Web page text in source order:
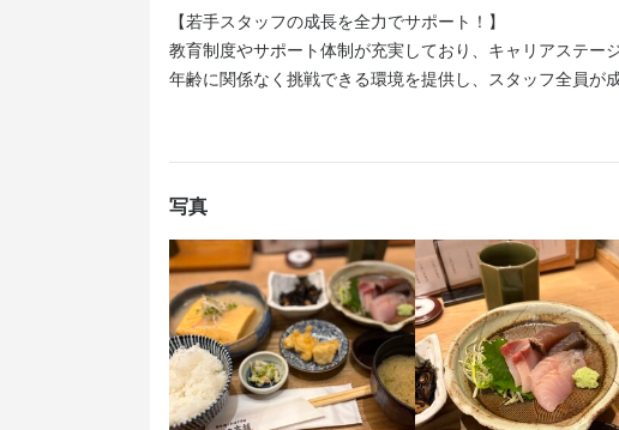
【若手スタッフの成長を全力でサポート！】
教育制度やサポート体制が充実しており、キャリアステー
年齢に関係なく挑戦できる環境を提供し、スタッフ全員
当店では、おおいた冠地どりを使用した多彩なメニュー
卵黄しょうゆ漬けやウニ、いくらを使った名物「とり軍艦
ど、多岐にわたる料理を学べる環境です。
【独立を目指す方にも最適な環境です！】
料理の知識や接客スキルだけでなく、さまざまな業者との
日々の損益管理を通じて、実際の店舗運営を体験しなが
新規オープン時には、独立に向けた貴重な実践経験も積む
写真
・幅広い人脈を築きたい方(大分や青森の生産者や漁港との
・メニュー開発が得意な方
・日本酒など、お酒に興味のある方
お店の採用担当者からのメッセージ
《　お店からのメッセージ　》
当社は新店舗の開店が続々と進行中。
「若いうちから店長を目指したい」「やる気には自信が
そんな熱意を持つ方々が活躍できる職場です！
実際、現在運営している5店舗のうち3店舗では、20代の
まずはお会いして、目標や経験などいろいろとお話をしまし
皆様にお会いできる日を、心より楽しみにお待ちしていま
店名
冠地鶏とかぼす平目 とよの本舗 元町旧居留地店
勤務地
兵庫県神戸市中央区三宮町2-2-2 鈴木ビル 2F
法人名・事業者名
株式会社レジオフーズ
・食材の目利き等、技術・知識を学びたい方
・幅広い人脈を築きたい方(大分や青森の生産者や漁港と
・メニュー開発が得意な方
《　お店からのメッセージ　》
当社は新店舗の開店が続々と進行中。
「若いうちから店長を目指したい」「やる気には自信があ
そんな熱意を持つ方々が活躍できる職場です！
実際、現在運営している5店舗のうち3店舗では、20代の店
応募資格
歓迎スキル・経験
短期バイトの方も歓迎します。
求める人物像
・笑顔と気配りを大切に働ける方！
・新しい友達をつくりたい方！
・仕事も遊びも勉強も全力でやりたい方！
・時短バイト、短期バイトを探していた方！